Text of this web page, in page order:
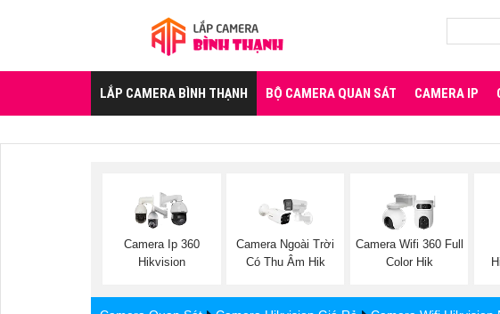
LẮP CAMERA BÌNH THẠNH BỘ CAMERA QUAN SÁT CAMERA IP
Camera Ip 360
Hikvision
Camera Ngoài Trời
Có Thu Âm Hik
Camera Wifi 360 Full
Color Hik